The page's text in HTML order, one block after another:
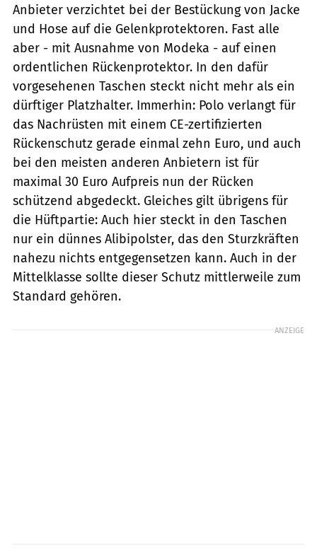
Anbieter verzichtet bei der Bestückung von Jacke
und Hose auf die Gelenkprotektoren. Fast alle
aber - mit Ausnahme von Modeka - auf einen
ordentlichen Rückenprotektor. In den dafür
vorgesehenen Taschen steckt nicht mehr als ein
dürftiger Platzhalter. Immerhin: Polo verlangt für
das Nachrüsten mit einem CE-zertifizierten
Rückenschutz gerade einmal zehn Euro, und auch
bei den meisten anderen Anbietern ist für
maximal 30 Euro Aufpreis nun der Rücken
schützend abgedeckt. Gleiches gilt übrigens für
die Hüftpartie: Auch hier steckt in den Taschen
nur ein dünnes Alibipolster, das den Sturzkräften
nahezu nichts entgegensetzen kann. Auch in der
Mittelklasse sollte dieser Schutz mittlerweile zum
Standard gehören.
ANZEIGE